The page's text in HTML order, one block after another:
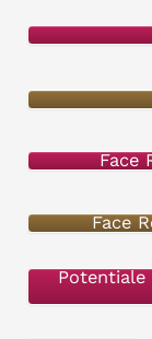
–
Reading
Seminar
e
n
c
h
:
Face
Face
Potentiale